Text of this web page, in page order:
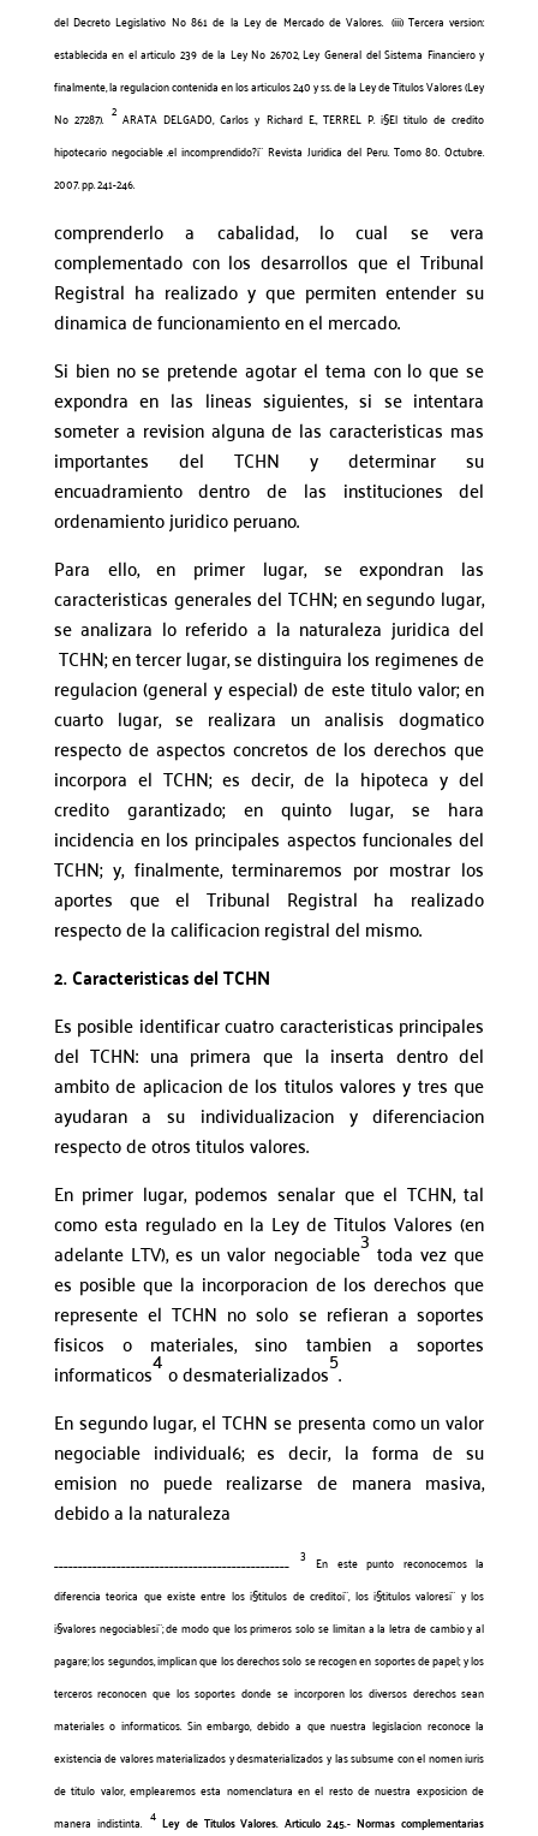
del Decreto Legislativo No 861 de la Ley de Mercado de Valores. (iii) Tercera version:
establecida en el articulo 239 de la Ley No 26702, Ley General del Sistema Financiero y
finalmente, la regulacion contenida en los articulos 240 y ss. de la Ley de Titulos Valores (Ley
No 27287). 2 ARATA DELGADO, Carlos y Richard E., TERREL P. ¡§El titulo de credito
hipotecario negociable .el incomprendido?¡¨ Revista Juridica del Peru. Tomo 80. Octubre.
2007. pp. 241-246.
comprenderlo a cabalidad, lo cual se vera
complementado con los desarrollos que el Tribunal
Registral ha realizado y que permiten entender su
dinamica de funcionamiento en el mercado.
Si bien no se pretende agotar el tema con lo que se
expondra en las lineas siguientes, si se intentara
someter a revision alguna de las caracteristicas mas
importantes del TCHN y determinar su
encuadramiento dentro de las instituciones del
ordenamiento juridico peruano.
Para ello, en primer lugar, se expondran las
caracteristicas generales del TCHN; en segundo lugar,
se analizara lo referido a la naturaleza juridica del
TCHN; en tercer lugar, se distinguira los regimenes de
regulacion (general y especial) de este titulo valor; en
cuarto lugar, se realizara un analisis dogmatico
respecto de aspectos concretos de los derechos que
incorpora el TCHN; es decir, de la hipoteca y del
credito garantizado; en quinto lugar, se hara
incidencia en los principales aspectos funcionales del
TCHN; y, finalmente, terminaremos por mostrar los
aportes que el Tribunal Registral ha realizado
respecto de la calificacion registral del mismo.
2. Caracteristicas del TCHN
Es posible identificar cuatro caracteristicas principales
del TCHN: una primera que la inserta dentro del
ambito de aplicacion de los titulos valores y tres que
ayudaran a su individualizacion y diferenciacion
respecto de otros titulos valores.
En primer lugar, podemos senalar que el TCHN, tal
como esta regulado en la Ley de Titulos Valores (en
adelante LTV), es un valor negociable3 toda vez que
es posible que la incorporacion de los derechos que
represente el TCHN no solo se refieran a soportes
fisicos o materiales, sino tambien a soportes
informaticos4o desmaterializados5.
En segundo lugar, el TCHN se presenta como un valor
negociable individual6; es decir, la forma de su
emision no puede realizarse de manera masiva,
debido a la naturaleza
_________________________________________________ 3 En este punto reconocemos la
diferencia teorica que existe entre los ¡§titulos de credito¡¨, los ¡§titulos valores¡¨ y los
¡§valores negociables¡¨; de modo que los primeros solo se limitan a la letra de cambio y al
pagare; los segundos, implican que los derechos solo se recogen en soportes de papel; y los
terceros reconocen que los soportes donde se incorporen los diversos derechos sean
materiales o informaticos. Sin embargo, debido a que nuestra legislacion reconoce la
existencia de valores materializados y desmaterializados y las subsume con el nomen iuris
de titulo valor, emplearemos esta nomenclatura en el resto de nuestra exposicion de
manera indistinta. 4 Ley de Titulos Valores. Articulo 245.- Normas complementarias